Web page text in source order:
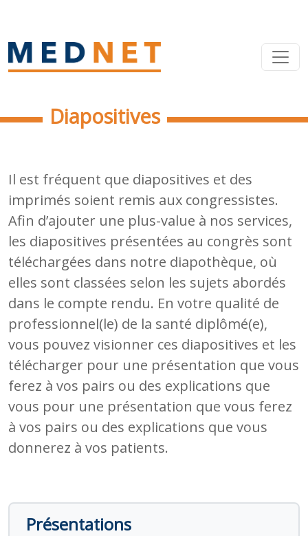
Diapositives
Il est fréquent que diapositives et des
imprimés soient remis aux congressistes.
Afin d’ajouter une plus-value à nos services,
les diapositives présentées au congrès sont
téléchargées dans notre diapothèque, où
elles sont classées selon les sujets abordés
dans le compte rendu. En votre qualité de
professionnel(le) de la santé diplômé(e),
vous pouvez visionner ces diapositives et les
télécharger pour une présentation que vous
ferez à vos pairs ou des explications que
vous pour une présentation que vous ferez
à vos pairs ou des explications que vous
donnerez à vos patients.
Présentations